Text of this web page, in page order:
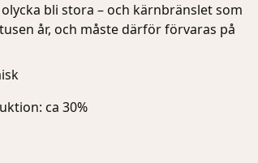
bli stora – och kärnbränslet som
år, och måste därför förvaras på
ca 30%